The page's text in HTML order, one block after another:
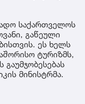
საქართველოს
გაწეული
ეს ხელს
ტურიზმს,
მინისტრმა.